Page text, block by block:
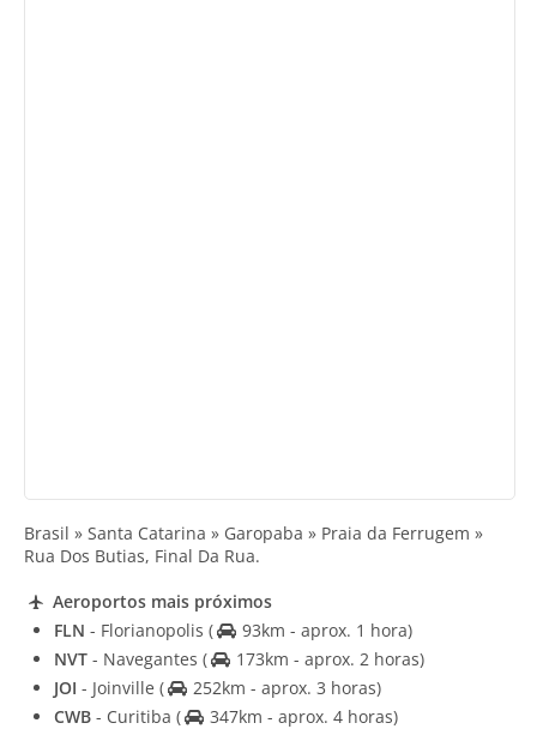
Brasil » Santa Catarina » Garopaba » Praia da Ferrugem »
Rua Dos Butias, Final Da Rua.
Aeroportos mais próximos
FLN - Florianopolis (
93km - aprox. 1 hora)
NVT - Navegantes (
173km - aprox. 2 horas)
JOI - Joinville (
252km - aprox. 3 horas)
CWB - Curitiba (
347km - aprox. 4 horas)